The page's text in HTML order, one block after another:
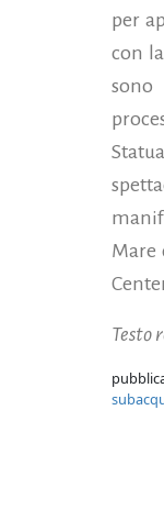
per
con
Mare
Testo